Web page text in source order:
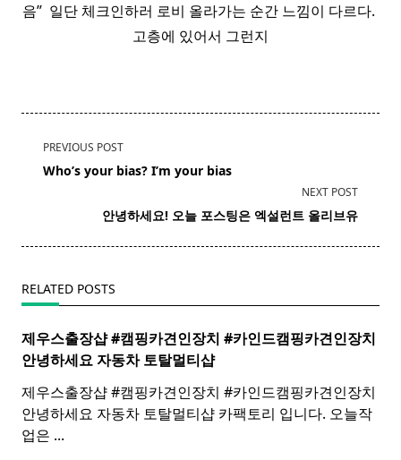
음” ​ 일단 체크인하러 로비 올라가는 순간 느낌이 다르다. ​
고층에 있어서 그런지
<span
class="nav-
text">Page</span>
PREVIOUS POST
Who’s your bias? I’m your bias
NEXT POST
​ 안녕하세요! 오늘 포스팅은 엑설런트 올리브유
RELATED POSTS
제우스출장샵 #캠핑카견인장치 #카인드캠핑카견인장치 ​
안녕하세요 자동차 토탈멀티샵
제우스출장샵 #캠핑카견인장치 #카인드캠핑카견인장치 ​
안녕하세요 자동차 토탈멀티샵 카팩토리 입니다. 오늘작
업은 ...